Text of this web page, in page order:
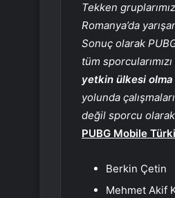
Tekken
Romanya’da
Sonuç olarak
tüm
yetkin ülkesi
yolunda
değil sporcu
PUBG Mobile
Berkin Çetin
Mehmet Akif